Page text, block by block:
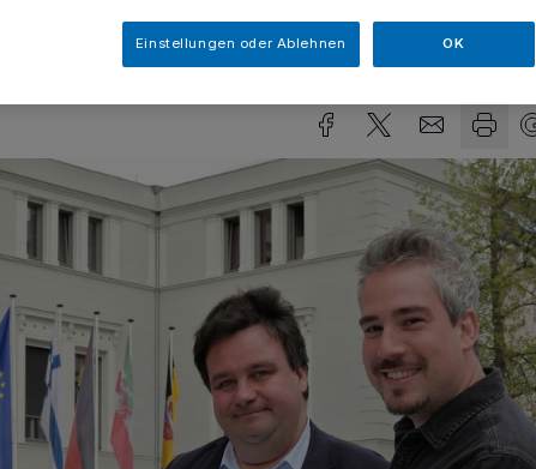
2 Minuten LesezeitEinstellungen oder Ablehnen OK